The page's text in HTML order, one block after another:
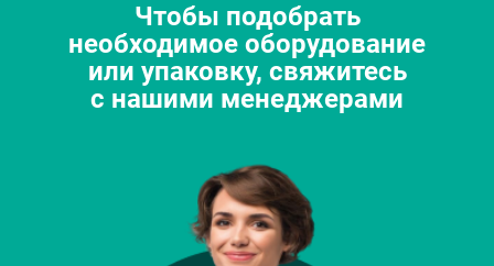
Чтобы подобрать
необходимое оборудование
или упаковку, свяжитесь
с нашими менеджерами